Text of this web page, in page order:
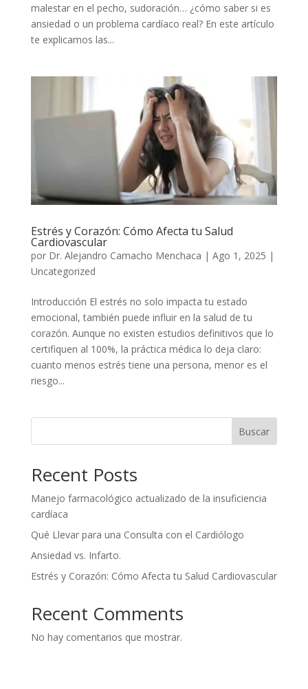
malestar en el pecho, sudoración… ¿cómo saber si es
ansiedad o un problema cardíaco real? En este artículo
te explicamos las...
Estrés y Corazón: Cómo Afecta tu Salud
Cardiovascular
por Dr. Alejandro Camacho Menchaca | Ago 1, 2025 |
Uncategorized
Introducción El estrés no solo impacta tu estado
emocional, también puede influir en la salud de tu
corazón. Aunque no existen estudios definitivos que lo
certifiquen al 100%, la práctica médica lo deja claro:
cuanto menos estrés tiene una persona, menor es el
riesgo...
Buscar
Recent Posts
Manejo farmacológico actualizado de la insuficiencia
cardíaca
Qué Llevar para una Consulta con el Cardiólogo
Ansiedad vs. Infarto.
Estrés y Corazón: Cómo Afecta tu Salud Cardiovascular
Recent Comments
No hay comentarios que mostrar.